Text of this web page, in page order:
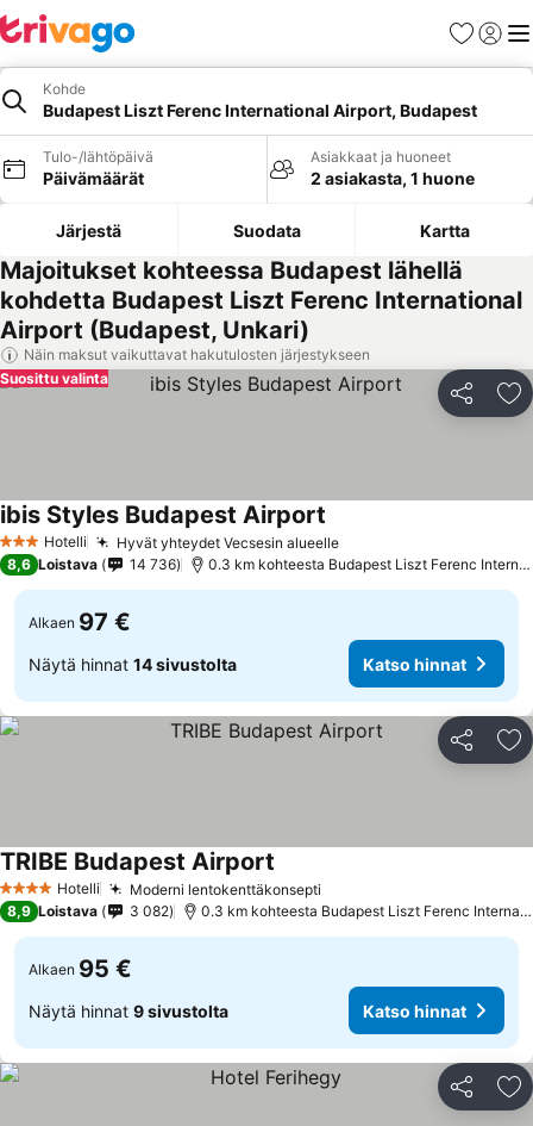
Suosikit
Kohde
Budapest Liszt Ferenc International Airport, Budapest
Tulo-/lähtöpäivä
Päivämäärät
Asiakkaat ja huoneet
2 asiakasta, 1 huone
Järjestä Suodata Kartta
Majoitukset kohteessa Budapest lähellä
kohdetta Budapest Liszt Ferenc International
Airport (Budapest, Unkari)
Näin maksut vaikuttavat hakutulosten järjestykseen
Jaa
Suosittu valinta
3 Tähtiluokitus
Hotelli Hyvät yhteydet Vecsesin alueelle
ibis Styles Budapest Airport
8,6 Loistava 14 736 0.3 km kohteesta Budapest Liszt Ferenc International Airport
Alkaen 97 €
Näytä hinnat 14 sivustolta Katso hinnat
Jaa
4 Tähtiluokitus
Hotelli Moderni lentokenttäkonsepti
TRIBE Budapest Airport
8,9 Loistava 3 082 0.3 km kohteesta Budapest Liszt Ferenc International Airport
Alkaen 95 €
Näytä hinnat 9 sivustolta Katso hinnat
Jaa